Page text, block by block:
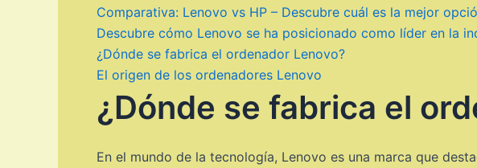
Comparativa: Lenovo vs HP – Descubre cuál es la mejor
Descubre cómo Lenovo se ha posicionado como líder en la
¿Dónde se fabrica el ordenador Lenovo?
El origen de los ordenadores Lenovo
¿Dónde se fabrica el
En el mundo de la tecnología, Lenovo es una marca que